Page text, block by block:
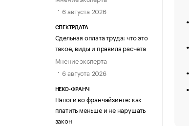
6 августа 2026
СПЕКТРДАТА
Сдельная оплата труда: что это
такое, виды и правила расчета
Мнение эксперта
6 августа 2026
НЕКО-ФРАНЧ
Налоги во франчайзинге: как
платить меньше и не нарушать
закон